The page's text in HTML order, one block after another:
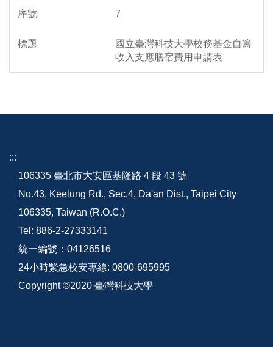
7
國立臺灣科技大學校務基金自籌
收入支應膳宿費用申請表
:::
106335 臺北市大安區基隆路 4 段 43 號
No.43, Keelung Rd., Sec.4, Da'an Dist., Taipei City
106335, Taiwan (R.O.C.)
Tel: 886-2-27333141
統一編號：04126516
24小時緊急校安專線: 0800-695995
Copyright ©2020 臺灣科技大學